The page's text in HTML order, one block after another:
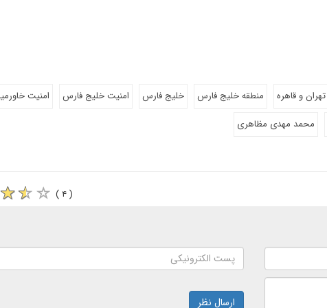
تهران و قاهره منطقه خلیج فارس خلیج فارس امنیت خلیج فارس
امنیت
محمد مهدی مظاهری
( ۴ )
ارسال نظر